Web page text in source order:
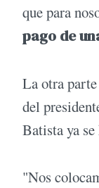
que para
pago de
La otra
del
Batista ya
"Nos